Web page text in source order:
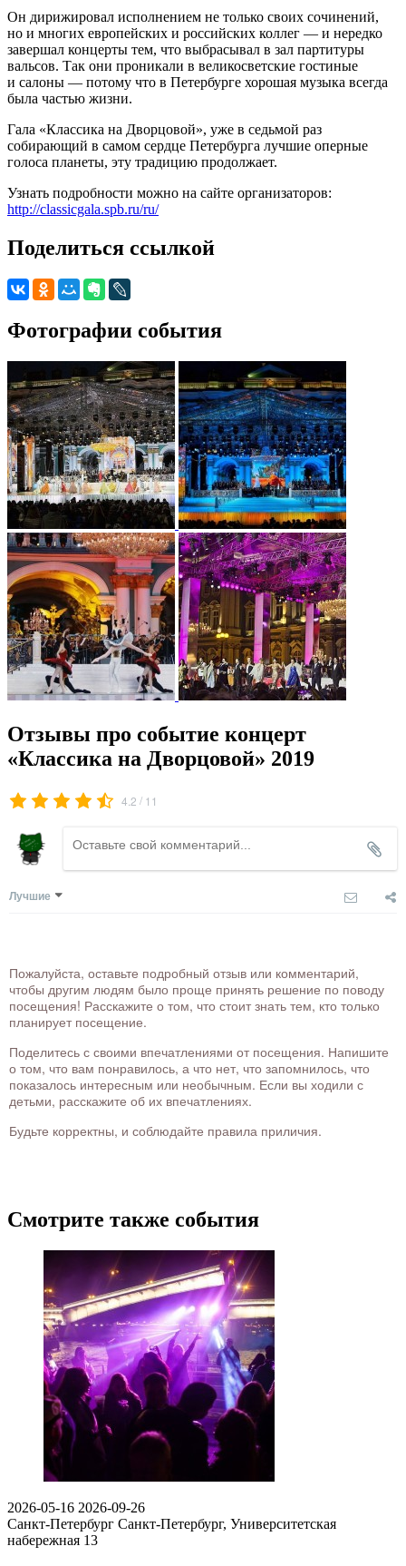
Он дирижировал исполнением не только своих сочинений,
но и многих европейских и российских коллег — и нередко
завершал концерты тем, что выбрасывал в зал партитуры
вальсов. Так они проникали в великосветские гостиные
и салоны — потому что в Петербурге хорошая музыка всегда
была частью жизни.
Гала «Классика на Дворцовой», уже в седьмой раз
собирающий в самом сердце Петербурга лучшие оперные
голоса планеты, эту традицию продолжает.
Узнать подробности можно на сайте организаторов:
http://classicgala.spb.ru/ru/
Поделиться ссылкой
Фотографии события
Отзывы про событие концерт
«Классика на Дворцовой» 2019
4.2 / 11
Лучшие
Пожалуйста, оставьте подробный отзыв или комментарий,
чтобы другим людям было проще принять решение по поводу
посещения! Расскажите о том, что стоит знать тем, кто только
планирует посещение.
Поделитесь с своими впечатлениями от посещения. Напишите
о том, что вам понравилось, а что нет, что запомнилось, что
показалось интересным или необычным. Если вы ходили с
детьми, расскажите об их впечатлениях.
Будьте корректны, и соблюдайте правила приличия.
Смотрите также события
2026-05-16 2026-09-26
Санкт-Петербург Санкт-Петербург, Университетская
набережная 13